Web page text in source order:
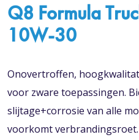
Q8 Formula
10W-30
Onovertroffen,
voor zware toepassingen.
slijtage+corrosie van alle
voorkomt